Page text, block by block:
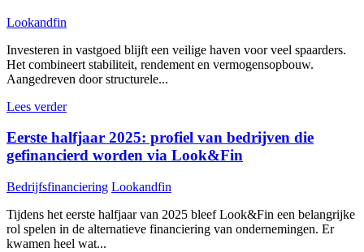
Lookandfin
Investeren in vastgoed blijft een veilige haven voor veel spaarders.
Het combineert stabiliteit, rendement en vermogensopbouw.
Aangedreven door structurele...
Lees verder
Eerste halfjaar 2025: profiel van bedrijven die
gefinancierd worden via Look&Fin
Bedrijfsfinanciering Lookandfin
Tijdens het eerste halfjaar van 2025 bleef Look&Fin een belangrijke
rol spelen in de alternatieve financiering van ondernemingen. Er
kwamen heel wat...